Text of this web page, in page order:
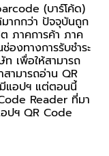
(บาร์โค้ด)
มากกว่า ปัจจุบันถูก
ภาคการค้า ภาค
องทางการรับชำระ
ท เพื่อให้สามารถ
ามารถอ่าน QR
แอปฯ แต่ตอนนี้
Reader ที่มา
ปฯ QR Code